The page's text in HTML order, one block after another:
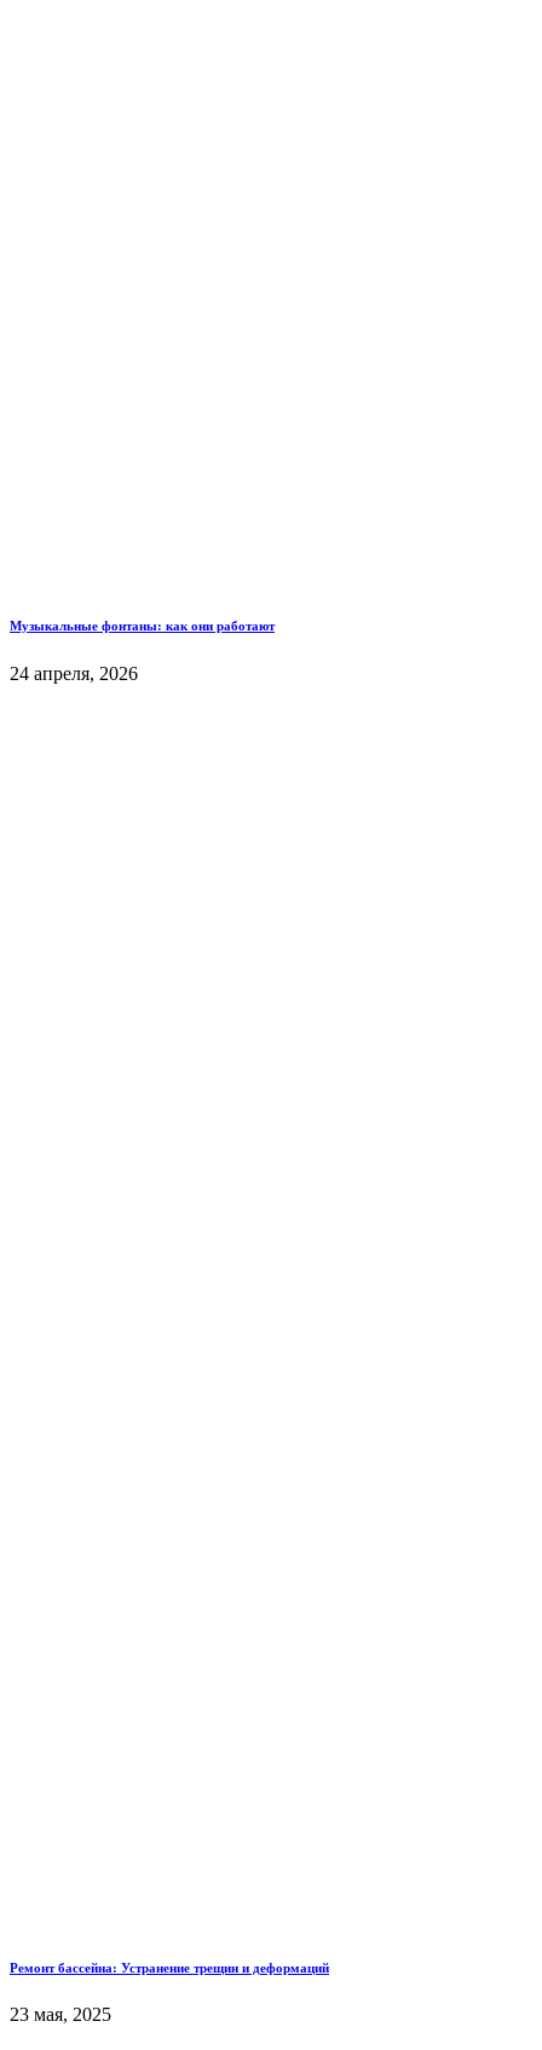
Музыкальные фонтаны: как они работают
24 апреля, 2026
Ремонт бассейна: Устранение трещин и деформаций
23 мая, 2025